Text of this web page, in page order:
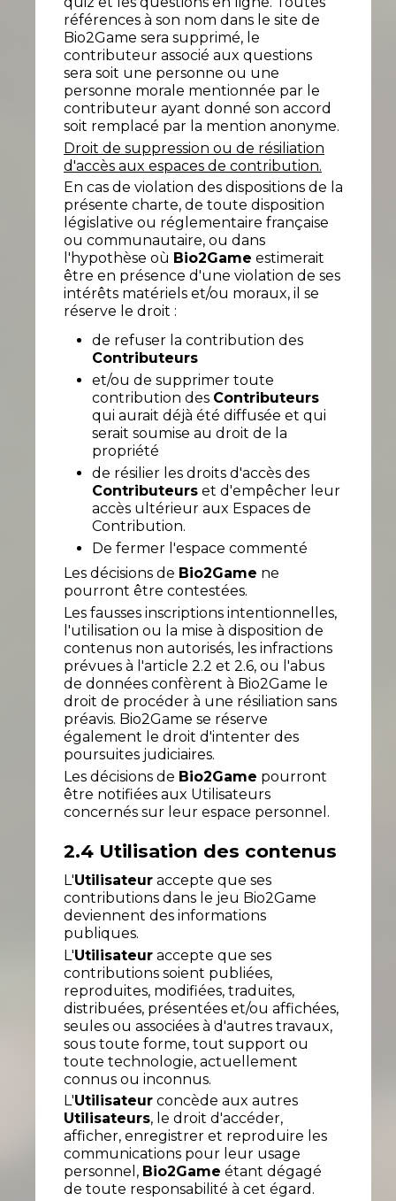
références à son nom dans le site de
Bio2Game sera supprimé, le
contributeur associé aux questions
sera soit une personne ou une
personne morale mentionnée par le
contributeur ayant donné son accord
soit remplacé par la mention anonyme.
Droit de suppression ou de résiliation
d'accès aux espaces de contribution.
En cas de violation des dispositions de la
présente charte, de toute disposition
législative ou réglementaire française
ou communautaire, ou dans
l'hypothèse où Bio2Game estimerait
être en présence d'une violation de ses
intérêts matériels et/ou moraux, il se
réserve le droit :
de refuser la contribution des
Contributeurs
et/ou de supprimer toute
contribution des Contributeurs
qui aurait déjà été diffusée et qui
serait soumise au droit de la
propriété
de résilier les droits d'accès des
Contributeurs et d'empêcher leur
accès ultérieur aux Espaces de
Contribution.
De fermer l'espace commenté
Les décisions de Bio2Game ne
pourront être contestées.
Les fausses inscriptions intentionnelles,
l'utilisation ou la mise à disposition de
contenus non autorisés, les infractions
prévues à l'article 2.2 et 2.6, ou l'abus
de données confèrent à Bio2Game le
droit de procéder à une résiliation sans
préavis. Bio2Game se réserve
également le droit d'intenter des
poursuites judiciaires.
Les décisions de Bio2Game pourront
être notifiées aux Utilisateurs
concernés sur leur espace personnel.
2.4 Utilisation des contenus
L'Utilisateur accepte que ses
contributions dans le jeu Bio2Game
deviennent des informations
publiques.
L'Utilisateur accepte que ses
contributions soient publiées,
reproduites, modifiées, traduites,
distribuées, présentées et/ou affichées,
seules ou associées à d'autres travaux,
sous toute forme, tout support ou
toute technologie, actuellement
connus ou inconnus.
L'Utilisateur concède aux autres
Utilisateurs, le droit d'accéder,
afficher, enregistrer et reproduire les
communications pour leur usage
personnel, Bio2Game étant dégagé
de toute responsabilité à cet égard.